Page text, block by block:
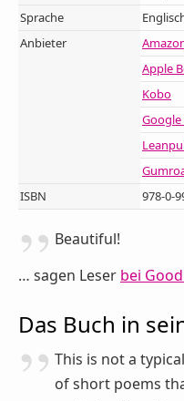
Sprache
Anbieter
Apple
Kobo
Google
ISBN
978-0-
Beautiful!
… sagen Leser bei
Das Buch in
This is not a
of short poems